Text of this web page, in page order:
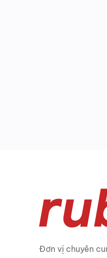
Đơn vị chuyên